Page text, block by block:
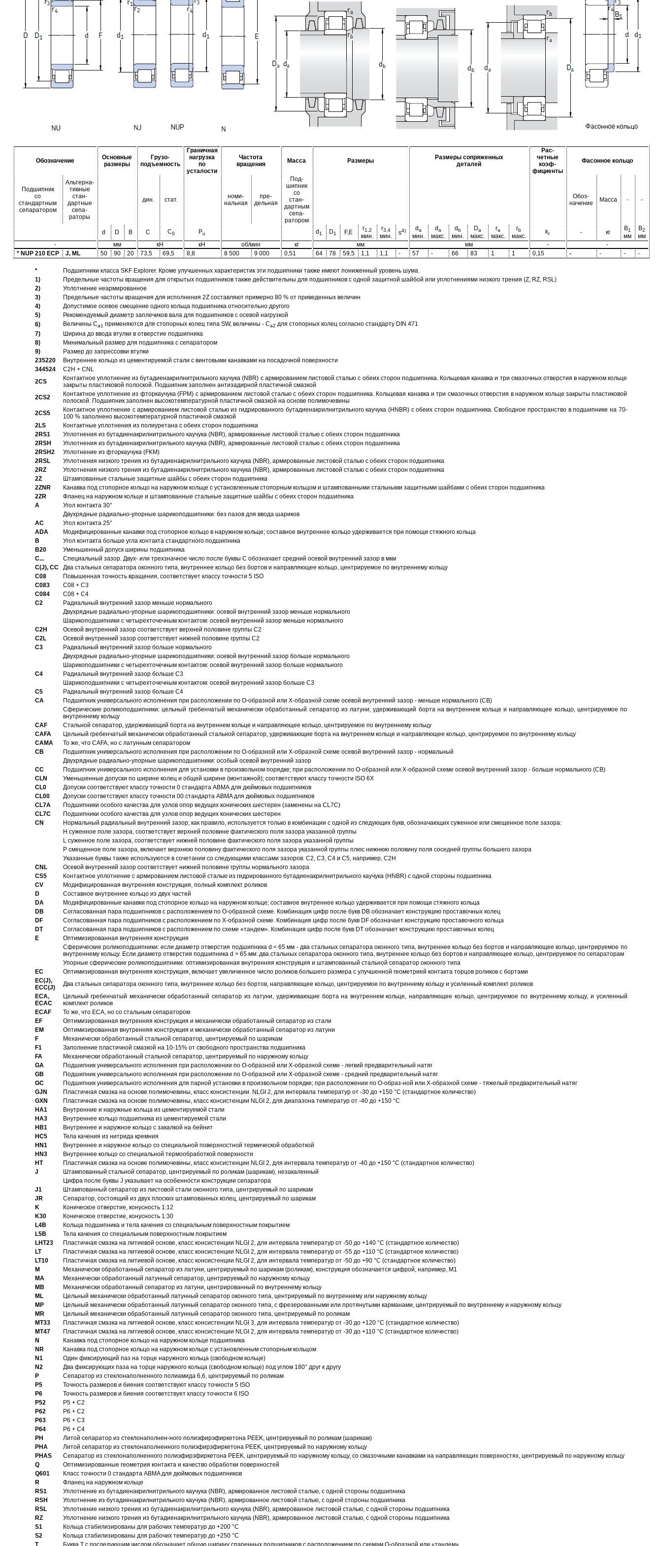
Обозначение
Основные
размеры
Грузо-
подъемность
Граничная
нагрузка
по
усталости
Частота
вращения
Масса Размеры
Размеры сопряженных
деталей
Рас-
четные
коэф-
фициенты
Фасонное кольцо
Подшипник
со
стандартным
сепаратором
Альтерна-
тивные
стан-
дартные
сепа-
раторы
дин. стат.
номи-
нальная
пре-
дельная
Под-
шипник
со
стан-
дартным
сепа-
ратором
Обоз-
начение
Масса - -
d D B C C0 Pu d1 D1 F,E
r1,2
мин.
r3,4
мин.
s4) da
мин.
da
макс.
d b
мин.
Da
макс.
ra
макс.
rb
макс.
kr - кг
B1
мм
B2
мм
-
мм кН кН об/мин кг мм мм -
-
* NUP 210 ECP
J, ML 50 90 20 73,5 69,5 8,8 8 500 9 000 0,51 64 78 59,5 1,1 1,1 - 57 - 66 83 1 1 0,15 - - - -
*
Подшипники класса SKF Explorer. Кроме улучшенных характеристик эти подшипники также имеют пониженный уровень шума.
1)
Предельные частоты вращения для открытых подшипников также действительны для подшипников с одной защитной шайбой или уплотнениями низкого трения (Z, RZ, RSL)
2)
Уплотнение неармированное
3)
Предельные частоты вращения для исполнения 2Z составляют примерно 80 % от приведенных величин
4)
Допустимое осевое смещение одного кольца подшипника относительно другого
5)
Рекомендуемый диаметр заплечиков вала для подшипников с осевой нагрузкой
6)
Величины Ca1 применяются для стопорных колец типа SW, величины - Ca2 для стопорных колец согласно стандарту DIN 471
7)
Ширина до ввода втулки в отверстие подшипника
8)
Минимальный размер для подшипника с сепаратором
9)
Размер до запрессовки втулки
235220
Внутреннее кольцо из цементируемой стали с винтовыми канавками на посадочной поверхности
344524
C2H + CNL
2CS
Контактное уплотнение из бутадиенакрилнитрильного каучука (NBR) с армированием листовой сталью с обеих сторон подшипника. Кольцевая канавка и три смазочных отверстия в наружном кольце
закрыты пластиковой полоской. Подшипник заполнен антизадирной пластичной смазкой
2CS2
Контактное уплотнение из фторкаучука (FPM) с армированием листовой сталью с обеих сторон подшипника. Кольцевая канавка и три смазочных отверстия в наружном кольце закрыты пластиковой
полоской. Подшипник заполнен высокотемпературной пластичной смазкой на основе полимочевины
2CS5
Контактное уплотнение с армированием листовой сталью из гидрированного бутадиенакрилнитрильного каучука (HNBR) с обеих сторон подшипника. Свободное пространство в подшипнике на 70-
100 % заполнено высокотемпературной пластичной смазкой
2LS
Контактные уплотнения из полиуретана с обеих сторон подшипника
2RS1
Уплотнения из бутадиенакрилнитрильного каучука (NBR), армированные листовой сталью с обеих сторон подшипника
2RSH
Уплотнения из бутадиенакрилнитрильного каучука (NBR), армированные листовой сталью с обеих сторон подшипника
2RSH2
Уплотнение из фторкаучука (FKM)
2RSL
Уплотнения низкого трения из бутадиенакрилнитрильного каучука (NBR), армированные листовой сталью с обеих сторон подшипника
2RZ
Уплотнения низкого трения из бутадиенакрилнитрильного каучука (NBR), армированные листовой сталью с обеих сторон подшипника
2Z
Штампованные стальные защитные шайбы с обеих сторон подшипника
2ZNR
Канавка под стопорное кольцо на наружном кольце с установленным стопорным кольцом и штампованными стальными защитными шайбами с обеих сторон подшипника
2ZR
Фланец на наружном кольце и штампованные стальные защитные шайбы с обеих сторон подшипника
A
Угол контакта 30°
Двухрядные радиально-упорные шарикоподшипники: без пазов для ввода шариков
AC
Угол контакта 25°
ADA
Модифицированные канавки под стопорное кольцо в наружном кольце; составное внутреннее кольцо удерживается при помощи стяжного кольца
B
Угол контакта больше угла контакта стандартного подшипника
B20
Уменьшенный допуск ширины подшипника
C...
Специальный зазор. Двух- или трехзначное число после буквы С обозначает средний осевой внутренний зазор в мкм
C(J), CC
Два стальных сепаратора оконного типа, внутреннее кольцо без бортов и направляющее кольцо, центрируемое по внутреннему кольцу
C08
Повышенная точность вращения, соответствует классу точности 5 ISO
C083
C08 + C3
C084
C08 + C4
C2
Pадиальный внутренний зазор меньше нормального
Двухрядные радиально-упорные шарикоподшипники: осевой внутренний зазор меньше нормального
Шарикоподшипники с четырехточечным контактом: осевой внутренний зазор меньше нормального
C2H
Осевой внутренний зазор соответствует верхней половине группы C2
C2L
Осевой внутренний зазор соответствует нижней половине группы C2
C3
Pадиальный внутренний зазор больше нормального
Двухрядные радиально-упорные шарикоподшипники: осевой внутренний зазор больше нормального
Шарикоподшипники с четырехточечным контактом: осевой внутренний зазор больше нормального
C4
Pадиальный внутренний зазор больше C3
Шарикоподшипники с четырехточечным контактом: осевой внутренний зазор больше C3
C5
Pадиальный внутренний зазор больше C4
CA
Подшипник универсального исполнения при расположении по О-образной или Х-образной схеме осевой внутренний зазор - меньше нормального (CB)
Сферические роликоподшипники: цельный гребенчатый механически обработанный сепаратор из латуни, удерживающий борта на внутреннем кольце и направляющее кольцо, центрируемое по
внутреннему кольцу
CAF
Стальной сепаратор, удерживающий борта на внутреннем кольце и направляющее кольцо, центрируемое по внутреннему кольцу
CAFA
Цельный гребенчатый механически обработанный стальной сепаратор, удерживающие борта на внутреннем кольце и направляющее кольцо, центрируемое по внутреннему кольцу
CAMA
То же, что CAFA, но с латунным сепаратором
CB
Подшипник универсального исполнения при расположении по О-образной или Х-образной схеме осевой внутренний зазор - нормальный
Двухрядные радиально-упорные шарикоподшипники: особый осевой внутренний зазор
CC
Подшипник универсального исполнения для установки в произвольном порядке; при расположении по О-образной или Х-образной схеме осевой внутренний зазор - больше нормального (CB)
CLN
Уменьшенные допуски по ширине колец и общей ширине (монтажной); соответствуют классу точности ISO 6X
CL0
Допуски соответствуют классу точности 0 стандарта АВМА для дюймовых подшипников
CL00
Допуски соответствуют классу точности 00 стандарта ABMA для дюймовых подшипников
CL7A
Подшипники особого качества для узлов опор ведущих конических шестерен (заменены на CL7C)
CL7C
Подшипники особого качества для узлов опор ведущих конических шестерен
CN
Hормальный радиальный внутренний зазор; как правило, используется только в комбинации с одной из следующих букв, обозначающих суженное или смещенное поле зазора:
H суженное поле зазора, соответствует верхней половине фактического поля зазора указанной группы
L суженное поле зазора, соответствует нижней половине фактического поля зазора указанной группы
P смещенное поле зазора, включает верхнюю половину фактического поля зазора указанной группы плюс нижнюю половину поля соседней группы большего зазора
Указанные буквы также используются в сочетании со следующими классами зазоров: С2, C3, С4 и С5, например, С2Н
CNL
Осевой внутренний зазор соответствует нижней половине группы нормального зазора
CS5
Контактное уплотнение с армированием листовой сталью из гидрированного бутадиенакрилнитрильного каучука (HNBR) с одной стороны подшипника
CV
Модифицированная внутренняя конструкция, полный комплект роликов
D
Составное внутреннее кольцо из двух частей
DA
Модифицированные канавки под стопорное кольцо на наружном кольце; составное внутреннее кольцо удерживается при помощи стяжного кольца
DB
Согласованная пара подшипников с расположением по О-образной схеме. Комбинация цифр после букв DB обозначает конструкцию проставочных колец
DF
Согласованная пара подшипников с расположением по Х-образной схеме. Комбинация цифр после букв DF обозначает конструкцию проставочного кольца
DT
Согласованная пара подшипников с расположением по схеме «тандем». Комбинация цифр после букв DT обозначает конструкцию проставочных колец
E
Оптимизированная внутренняя конструкция
Сферические роликоподшипники: если диаметр отверстия подшипника d < 65 мм - два стальных сепаратора оконного типа, внутреннее кольцо без бортов и направляющее кольцо, центрируемое по
внутреннему кольцу. Если диаметр отверстия подшипника d > 65 мм: два стальных сепаратора оконного типа, внутреннее кольцо без бортов и направляющее кольцо, центрируемое по сепараторам
Упорные сферические роликоподшипники: оптимизированная внутренняя конструкция и штампованный стальной сепаратор оконного типа
EC
Oптимизированная внутренняя конструкция, включает увеличенное число роликов большего размера с улучшенной геометрией контакта торцов роликов с бортами
EC(J),
ECC(J)
Два стальных сепаратора оконного типа, внутреннее кольцо без бортов, направляющее кольцо, центрируемое по внутреннему кольцу и усиленный комплект роликов
ECA,
ECAC
Цельный гребенчатый механически обработанный сепаратор из латуни, удерживающие борта на внутреннем кольце, направляющее кольцо, центрируемое по внутреннему кольцу, и усиленный
комплект роликов
ECAF
То же, что ECA, но со стальным сепаратором
EF
Оптимизированная внутренняя конструкция и механически обработанный сепаратор из стали
EM
Оптимизированная внутренняя конструкция и механически обработанный сепаратор из латуни
F
Механически обработанный стальной сепаратор, центрируемый по шарикам
F1
Заполнение пластичной смазкой на 10-15% от свободного пространства подшипника
FA
Механически обработанный стальной сепаратор, центрируемый по наружному кольцу
GA
Подшипник универсального исполнения при расположении по О-образной или Х-образной схеме - легкий предварительный натяг
GB
Подшипник универсального исполнения при расположении по О-образной или Х-образной схеме - средний предварительный натяг
GC
Подшипник универсального исполнения для парной установки в произвольном порядке; при расположении по О-образ-ной или Х-образной схеме - тяжелый предварительный натяг
GJN
Пластичная смазка на основе полимочевины, класс консистенции. NLGI 2, для интервала температур от -30 до +150 °C (стандартное количество)
GXN
Пластичная смазка на основе полимочевины, класс консистенции NLGI 2, для диапазона температур от -40 до +150 °C
HA1
Внутренние и наружные кольца из цементируемой стали
HA3
Bнутреннее кольцо подшипника из цементируемой стали
HB1
Bнутреннее и наружное кольцо с закалкой на бейнит
HC5
Тела качения из нитрида кремния
HN1
Bнутреннее и наружное кольцо со специальной поверхностной термической обработкой
HN3
Внутреннее кольцо со специальной термообработкой поверхности
HT
Пластичная смазка на основе полимочевины, класс консистенции NLGI 2, для интервала температур от -40 до +150 °C (стандартное количество)
J
Штампованный стальной сепаратор, центрируемый по роликам (шарикам), незакаленный
Цифра после буквы J указывает на особенности конструкции сепаратора
J1
Штампованный сепаратор из листовой стали оконного типа, центрируемый по шарикам
JR
Сепаратор, состоящий из двух плоских штампованных колец, центрируемый по шарикам
K
Коническое отверстие, конусность 1:12
K30
Коническое отверстие, конусность 1:30
L4B
Кольца подшипника и тела качения со специальным поверхностным покрытием
L5B
Тела качения со специальным поверхностным покрытием
LHT23
Пластичная смазка на литиевой основе, класс консистенции NLGI 2, для интервала температур от -50 до +140 °C (стандартное количество)
LT
Пластичная смазка на литиевой основе, класс консистенции NLGI 2, для интервала температур от -55 до +110 °C (стандартное количество)
LT10
Пластичная смазка на литиевой основе, класс консистенции NLGI 2, для интервала температур от -50 до +90 °C (стандартное количество)
M
Механически обработанный сепаратор из латуни, центрируемый по шарикам (роликам), конструкция обозначается цифрой, например, M1
MA
Механически обработанный латунный сепаратор, центрируемый по наружному кольцу
MB
Механически обработанный сепаратор из латуни, центрированный по внутреннему кольцу
ML
Цельный механически обработанный латунный сепаратор оконного типа, центрируемый по внутреннему или наружному кольцу
MP
Цельный механически обработанный латунный сепаратор оконного типа, с фрезерованными или протянутыми карманами, центрируемый по внутреннему и наружному кольцу
MR
Цельный механически обработанный латунный сепаратор оконного типа, центрируемый по роликам
MT33
Пластичная смазка на литиевой основе, класс консистенции NLGI 3, для интервала температур от -30 до +120 °C (стандартное количество)
MT47
Пластичная смазка на литиевой основе, класс консистенции NLGI 2, для интервала температур от -30 до +110 °C (стандартное количество)
N
Канавка под стопорное кольцо на наружном кольце подшипника
NR
Канавка под стопорное кольцо на наружном кольце с установленным стопорным кольцом
N1
Один фиксирующий паз на торце наружного кольца (свободном кольце)
N2
Два фиксирующих паза на торце наружного кольца (свободном кольце) под углом 180° друг к другу
P
Cепаратор из стеклонаполненного полиамида 6,6, центрируемый по роликам
P5
Точность размеров и биения соответствуют классу точности 5 ISO
P6
Точность размеров и биения соответствует классу точности 6 ISO
P52
P5 + C2
P62
P6 + C2
P63
P6 + C3
P64
P6 + C4
PH
Литой сепаратор из стеклонаполнен-ного полиэфирэфиркетона PEEK, центрируемый по роликам (шарикам)
PHA
Литой сепаратор из стеклонаполненного полиэфирэфиркетона PEEK, центрируемый по наружному кольцу
PHAS
Сепаратор из стеклонаполненного полиэфирэфиркетона PEEK, центрируемый по наружному кольцу, со смазочными канавками на направляющих поверхностях, центрируемый по наружному кольцу
Q
Оптимизированные геометрия контакта и качество обработки поверхностей
Q601
Класс точности 0 стандарта ABMA для дюймовых подшипников
R
Фланец на наружном кольце
RS1
Уплотнение из бутадиенакрилнитрильного каучука (NBR), армированное листовой сталью, с одной стороны подшипника
RSH
Уплотнение из бутадиенакрилнитрильного каучука (NBR), армированное листовой сталью, с одной стороны подшипника
RSL
Уплотнение низкого трения из бутадиенакрилнитрильного каучука (NBR), армированное листовой сталью, с одной стороны подшипника
RZ
Уплотнение низкого трения из бутадиенакрилнитрильного каучука (NBR), армированное листовой сталью, с одной стороны подшипника
S1
Кольца стабилизированы для рабочих температур до +200 °C
S2
Кольца стабилизированы для рабочих температур до +250 °C
T
Буква T с последующим числом обозначает общую ширину спаренных подшипников с расположением по схемам О-образной или «тандем»